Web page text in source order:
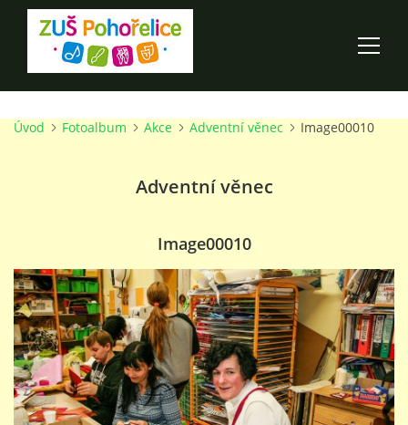
ÚVOD
100 LET ZUŠ POHOŘELICE
O ŠKOLE
PRO RODIČE
TALENTOVÉ ZKOUŠKY
Úvod Fotoalbum Akce Adventní věnec Image00010
Adventní věnec
Image00010